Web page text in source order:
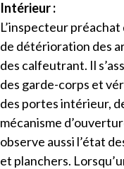
Intérieur :
L’inspecteur
de détérioration des
des calfeutrant. Il
des garde-corps et
des portes intérieur,
mécanisme
observe aussi l’état
et planchers.